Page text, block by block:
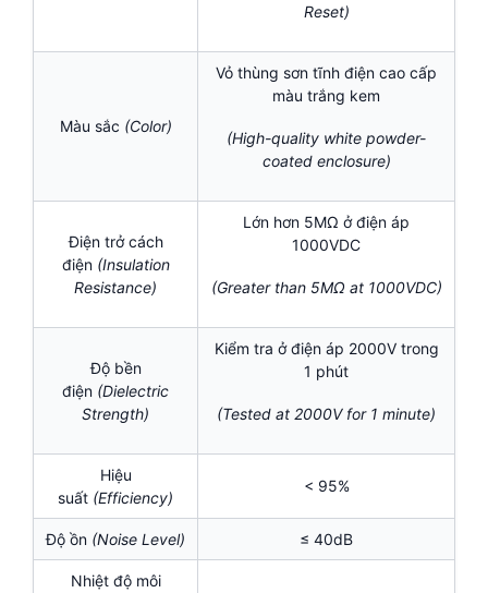
Reset)
Màu sắc (Color)
Vỏ thùng sơn tĩnh điện cao cấp
màu trắng kem
(High-quality white powder-
coated enclosure)
Điện trở cách
điện(Insulation
Resistance)
Lớn hơn 5MΩ ở điện áp
1000VDC
(Greater than 5MΩ at 1000VDC)
Độ bền
điện (Dielectric
Strength)
Kiểm tra ở điện áp 2000V trong
1 phút
(Tested at 2000V for 1 minute)
Hiệu
suất (Efficiency)
< 95%
Độ ồn (Noise Level) ≤ 40dB
Nhiệt độ môi